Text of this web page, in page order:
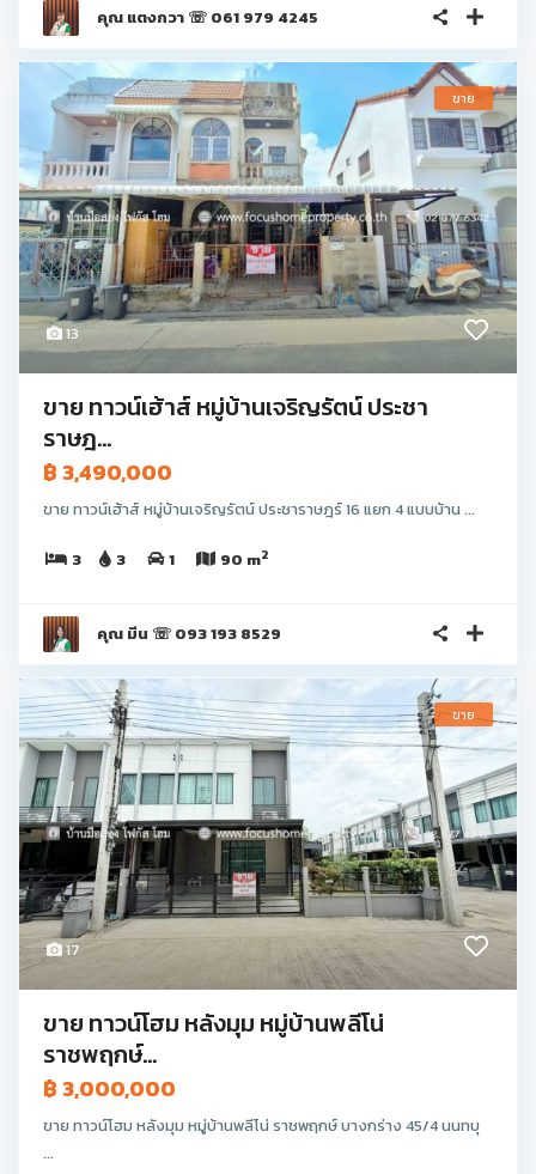
คุณ แตงกวา ☏ 061 979 4245
13
ขาย
ขาย ทาวน์เฮ้าส์ หมู่บ้านเจริญรัตน์ ประชา
ราษฎ...
฿ 3,490,000
ขาย ทาวน์เฮ้าส์ หมู่บ้านเจริญรัตน์ ประชาราษฎร์ 16 แยก 4 แบบบ้าน ...
3 3 1 90 m2
คุณ มีน ☏ 093 193 8529
17
ขาย
ขาย ทาวน์โฮม หลังมุม หมู่บ้านพลีโน่
ราชพฤกษ์...
฿ 3,000,000
ขาย ทาวน์โฮม หลังมุม หมู่บ้านพลีโน่ ราชพฤกษ์ บางกร่าง 45/4 นนทบุ
...